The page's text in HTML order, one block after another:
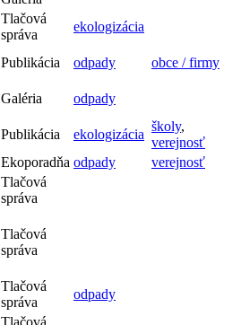
Tlačová
správa
ekologizácia
Publikácia odpady obce / firmy
Galéria odpady
Publikácia ekologizácia
školy,
verejnosť
Ekoporadňa odpady verejnosť
Tlačová
správa
Tlačová
správa
Tlačová
správa
odpady
Tlačová